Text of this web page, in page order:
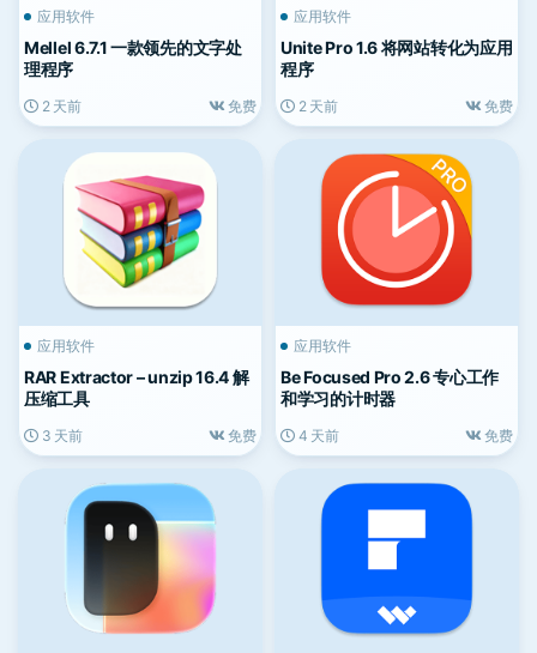
应用软件
Mellel 6.7.1 一款领先的文字处
理程序
2 天前 免费
应用软件
Unite Pro 1.6 将网站转化为应用
程序
2 天前 免费
应用软件
RAR Extractor – unzip 16.4 解
压缩工具
3 天前 免费
应用软件
Be Focused Pro 2.6 专心工作
和学习的计时器
4 天前 免费